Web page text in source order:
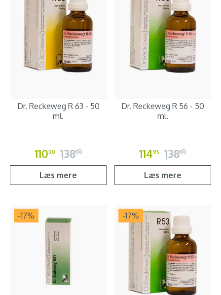
Dr. Reckeweg R 63 - 50
ml.
11000 13800
Læs mere
Dr. Reckeweg R 56 - 50
ml.
11495 13800
Læs mere
-17% -17%